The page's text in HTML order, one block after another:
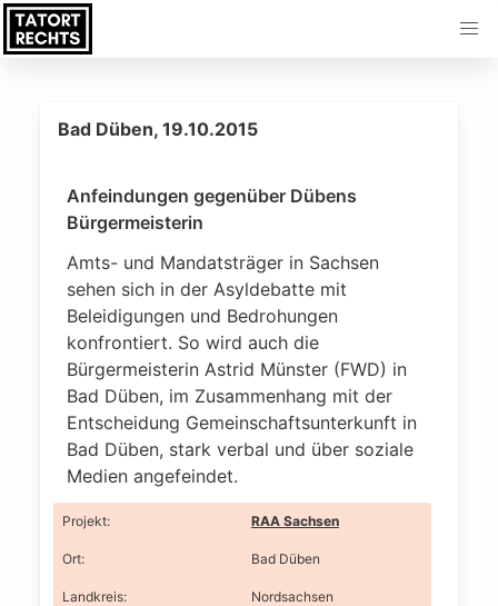
Bad Düben, 19.10.2015
Anfeindungen gegenüber Dübens
Bürgermeisterin
Amts- und Mandatsträger in Sachsen
sehen sich in der Asyldebatte mit
Beleidigungen und Bedrohungen
konfrontiert. So wird auch die
Bürgermeisterin Astrid Münster (FWD) in
Bad Düben, im Zusammenhang mit der
Entscheidung Gemeinschaftsunterkunft in
Bad Düben, stark verbal und über soziale
Medien angefeindet.
Projekt: RAA Sachsen
Ort: Bad Düben
Landkreis: Nordsachsen